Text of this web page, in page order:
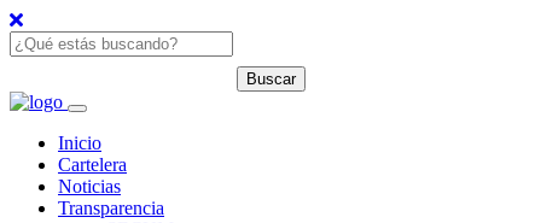
Inicio
Cartelera
Noticias
Transparencia